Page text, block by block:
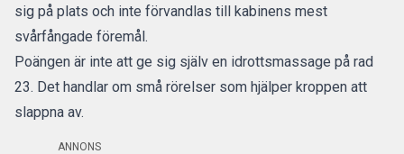
sig på plats och inte förvandlas till kabinens mest
svårfångade föremål.
Poängen är inte att ge sig själv en idrottsmassage på rad
23. Det handlar om små rörelser som hjälper kroppen att
slappna av.
ANNONS